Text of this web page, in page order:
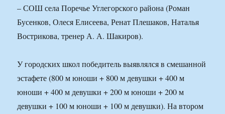
– СОШ села Поречье Углегорского района (Роман
Бусенков, Олеся Елисеева, Ренат Плешаков, Наталья
Вострикова, тренер А. А. Шакиров).
У городских школ победитель выявлялся в смешанной
эстафете (800 м юноши + 800 м девушки + 400 м
юноши + 400 м девушки + 200 м юноши + 200 м
девушки + 100 м юноши + 100 м девушки). На втором